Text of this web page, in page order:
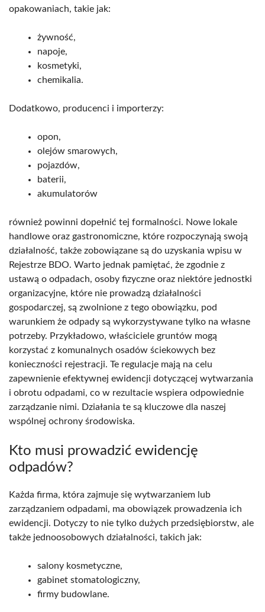
opakowaniach, takie jak:
żywność,
napoje,
kosmetyki,
chemikalia.
Dodatkowo, producenci i importerzy:
opon,
olejów smarowych,
pojazdów,
baterii,
akumulatorów
również powinni dopełnić tej formalności. Nowe lokale
handlowe oraz gastronomiczne, które rozpoczynają swoją
działalność, także zobowiązane są do uzyskania wpisu w
Rejestrze BDO. Warto jednak pamiętać, że zgodnie z
ustawą o odpadach, osoby fizyczne oraz niektóre jednostki
organizacyjne, które nie prowadzą działalności
gospodarczej, są zwolnione z tego obowiązku, pod
warunkiem że odpady są wykorzystywane tylko na własne
potrzeby. Przykładowo, właściciele gruntów mogą
korzystać z komunalnych osadów ściekowych bez
konieczności rejestracji. Te regulacje mają na celu
zapewnienie efektywnej ewidencji dotyczącej wytwarzania
i obrotu odpadami, co w rezultacie wspiera odpowiednie
zarządzanie nimi. Działania te są kluczowe dla naszej
wspólnej ochrony środowiska.
Kto musi prowadzić ewidencję
odpadów?
Każda firma, która zajmuje się wytwarzaniem lub
zarządzaniem odpadami, ma obowiązek prowadzenia ich
ewidencji. Dotyczy to nie tylko dużych przedsiębiorstw, ale
także jednoosobowych działalności, takich jak:
salony kosmetyczne,
gabinet stomatologiczny,
firmy budowlane.